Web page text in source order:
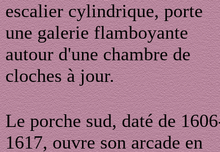
escalier cylindrique, porte
une galerie flamboyante
autour d'une chambre de
cloches à jour.
Le porche sud, daté de
1617, ouvre son arcade en